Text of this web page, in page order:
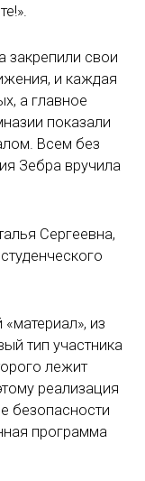
закрепили свои
и каждая
а главное
показали
Всем без
Зебра вручила
Сергеевна,
из
тип участника
лежит
реализация
безопасности
программа